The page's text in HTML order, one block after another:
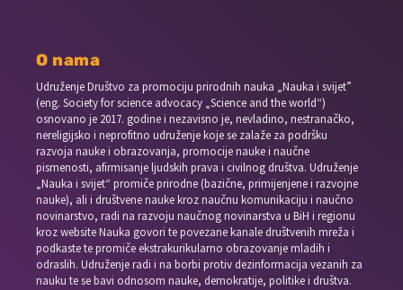
O nama
Udruženje Društvo za promociju prirodnih nauka „Nauka i svijet”
(eng. Society for science advocacy „Science and the world“)
osnovano je 2017. godine i nezavisno je, nevladino, nestranačko,
nereligijsko i neprofitno udruženje koje se zalaže za podršku
razvoja nauke i obrazovanja, promocije nauke i naučne
pismenosti, afirmisanje ljudskih prava i civilnog društva. Udruženje
„Nauka i svijet“ promiče prirodne (bazične, primijenjene i razvojne
nauke), ali i društvene nauke kroz naučnu komunikaciju i naučno
novinarstvo, radi na razvoju naučnog novinarstva u BiH i regionu
kroz website Nauka govori te povezane kanale društvenih mreža i
podkaste te promiče ekstrakurikularno obrazovanje mladih i
odraslih. Udruženje radi i na borbi protiv dezinformacija vezanih za
nauku te se bavi odnosom nauke, demokratije, politike i društva.